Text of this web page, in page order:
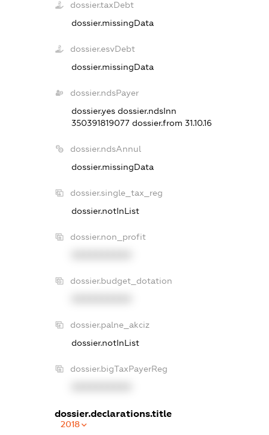
dossier.taxDebt
dossier.missingData
dossier.esvDebt
dossier.missingData
dossier.ndsPayer
dossier.yesdossier.ndsInn
350391819077dossier.from 31.10.16
dossier.ndsAnnul
dossier.missingData
dossier.single_tax_reg
dossier.notInList
dossier.non_profit
dossier.budget_dotation
dossier.palne_akciz
dossier.notInList
dossier.bigTaxPayerReg
dossier.declarations.title
2018